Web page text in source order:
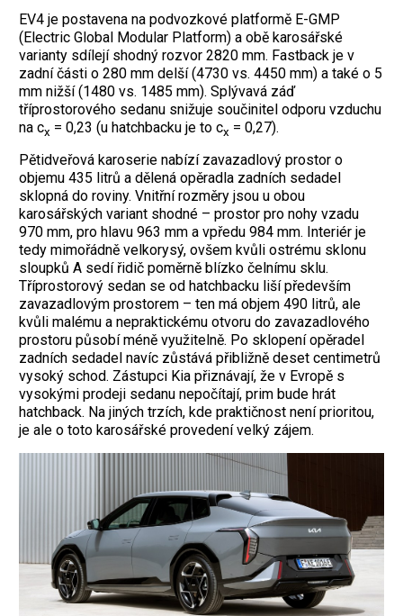
EV4 je postavena na podvozkové platformě E-GMP
(Electric Global Modular Platform) a obě karosářské
varianty sdílejí shodný rozvor 2820 mm. Fastback je v
zadní části o 280 mm delší (4730 vs. 4450 mm) a také o 5
mm nižší (1480 vs. 1485 mm). Splývavá záď
tříprostorového sedanu snižuje ­součinitel odporu vzduchu
na cx = 0,23 (u hatchbacku je to cx = 0,27).
Pětidveřová karoserie nabízí zavazadlový prostor o
objemu 435 litrů a dělená opěradla zadních sedadel
sklopná do roviny. Vnitřní rozměry jsou u obou
karosářských variant shodné – prostor pro nohy vzadu
970 mm, pro hlavu 963 mm a vpředu 984 mm. Interiér je
tedy mimořádně velkorysý, ovšem kvůli ostrému sklonu
sloupků A sedí řidič poměrně blízko čelnímu sklu.
Tříprostorový sedan se od hatchbacku liší především
zavazadlovým prostorem – ten má objem 490 litrů, ale
kvůli malému a nepraktickému otvoru do zavazadlového
prostoru působí méně využitelně. Po sklopení opěradel
zadních sedadel navíc zůstává přibližně deset centimetrů
vysoký schod. Zástupci Kia přiznávají, že v Evropě s
vysokými prodeji sedanu nepočítají, prim bude hrát
hatchback. Na jiných trzích, kde praktičnost není prioritou,
je ale o toto karosářské provedení velký zájem.